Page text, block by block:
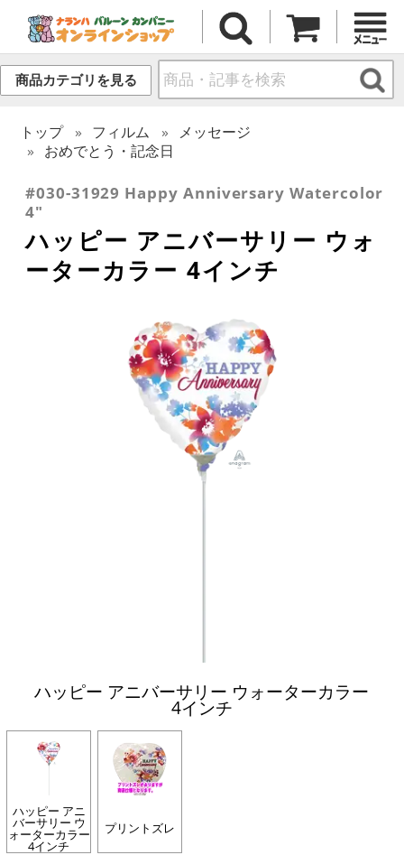
商品カテゴリを見る
トップ フィルム
メッセージ
おめでとう・記念日
#030-31929 Happy Anniversary Watercolor
4"
ハッピー アニバーサリー ウォ
ーターカラー 4インチ
ハッピー アニバーサリー ウォーターカラー
4インチ
ハッピー アニ
バーサリー ウ
ォーターカラー
4インチ
プリントズレ